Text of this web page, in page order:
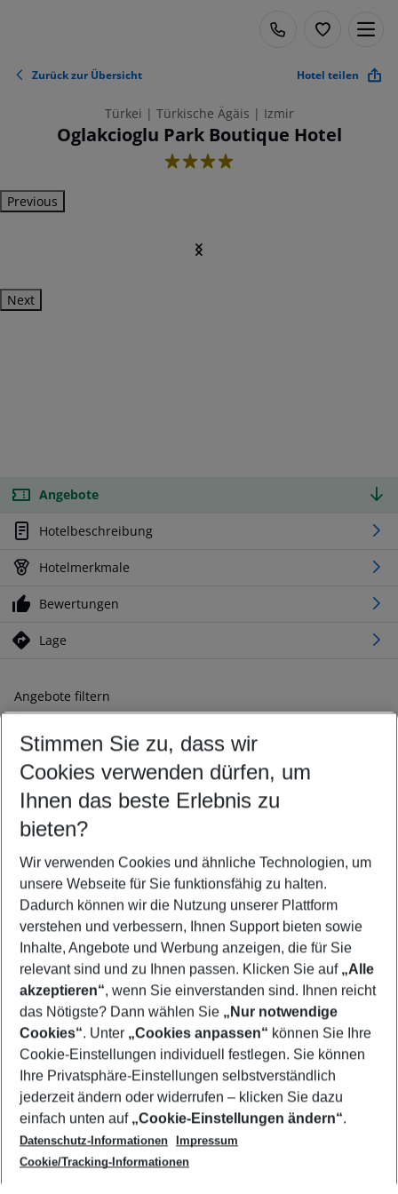
Zurück zur Übersicht Hotel teilen
Türkei | Türkische Ägäis | Izmir
Oglakcioglu Park Boutique Hotel
4
Previous
Next
Angebote
Hotelbeschreibung
Hotelmerkmale
Bewertungen
Lage
Angebote filtern
Ändern Sie Ihre Kriterien nach Ihren Wünschen
Abflughafen wählen
Beliebiger Abflughafen
Reisezeitraum wählen
11.08.26– 09.08.27 5-8 Nächte
2 Erwachsene Keine Kinder
Mehr Filter anzeigen
Footer
Footer navigation
Über uns
AGB
Cookie-Einstellungen ändern
Cookie-Richtlinie
Datenschutz
Service & Hilfe
Barrierefreies Reisen
Check-in
Folgen Sie uns
Stimmen Sie zu, dass wir
Cookies verwenden dürfen, um
Ihnen das beste Erlebnis zu
bieten?
Wir verwenden Cookies und ähnliche Technologien, um
unsere Webseite für Sie funktionsfähig zu halten.
Dadurch können wir die Nutzung unserer Plattform
verstehen und verbessern, Ihnen Support bieten sowie
Inhalte, Angebote und Werbung anzeigen, die für Sie
relevant sind und zu Ihnen passen. Klicken Sie auf „Alle
akzeptieren“, wenn Sie einverstanden sind. Ihnen reicht
das Nötigste? Dann wählen Sie „Nur notwendige
Cookies“. Unter „Cookies anpassen“ können Sie Ihre
Cookie-Einstellungen individuell festlegen. Sie können
Ihre Privatsphäre-Einstellungen selbstverständlich
jederzeit ändern oder widerrufen – klicken Sie dazu
einfach unten auf „Cookie-Einstellungen ändern“.
Datenschutz-Informationen
Impressum
Cookie/Tracking-Informationen